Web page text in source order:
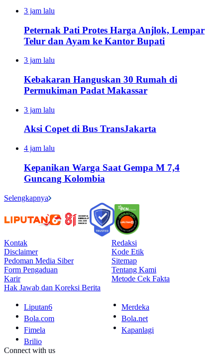
3 jam lalu
Peternak Pati Protes Harga Anjlok, Lempar
Telur dan Ayam ke Kantor Bupati
3 jam lalu
Kebakaran Hanguskan 30 Rumah di
Permukiman Padat Makassar
3 jam lalu
Aksi Copet di Bus TransJakarta
4 jam lalu
Kepanikan Warga Saat Gempa M 7,4
Guncang Kolombia
Selengkapnya
Kontak
Redaksi
Disclaimer
Kode Etik
Pedoman Media Siber
Sitemap
Form Pengaduan
Tentang Kami
Karir
Metode Cek Fakta
Hak Jawab dan Koreksi Berita
Liputan6
Merdeka
Bola.com
Bola.net
Fimela
Kapanlagi
Brilio
Connect with us